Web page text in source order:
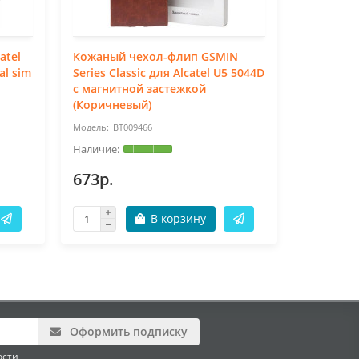
sim
Кожаный чехол-флип GSMIN
Series Classic для Alcatel U5 5044D
с магнитной застежкой
(Коричневый)
BT009466
673р.
В корзину
Оформить подписку